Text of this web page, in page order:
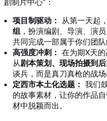
项目制驱动：
从第一天起
组 ，扮演编剧、导演、演
共同完成一部属于你们团
高强度冲刺： 在为期X天
从剧本策划、现场拍摄到
谈兵，而是真刀真枪的战场
定西市本土化选题： 我们
的故事素材，让你的作品
材中脱颖而出。